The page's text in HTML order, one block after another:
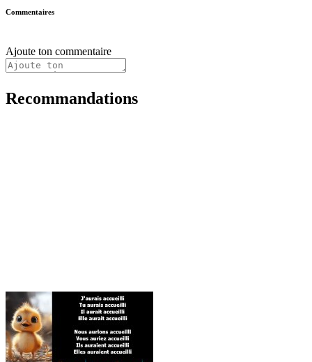
Commentaires
Ajoute ton commentaire
Recommandations